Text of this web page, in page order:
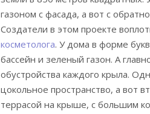
газоном с фасада, а вот с
Создатели в этом проекте
косметолога. У дома в форме
бассейн и зеленый газон. А
обустройства каждого крыла.
цокольное пространство, а вот
террасой на крыше, с большим